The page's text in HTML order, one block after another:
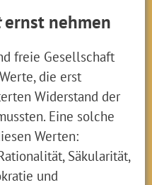
ernst nehmen
freie Gesellschaft
die erst
Widerstand der
Eine solche
Werten:
Säkularität,
und